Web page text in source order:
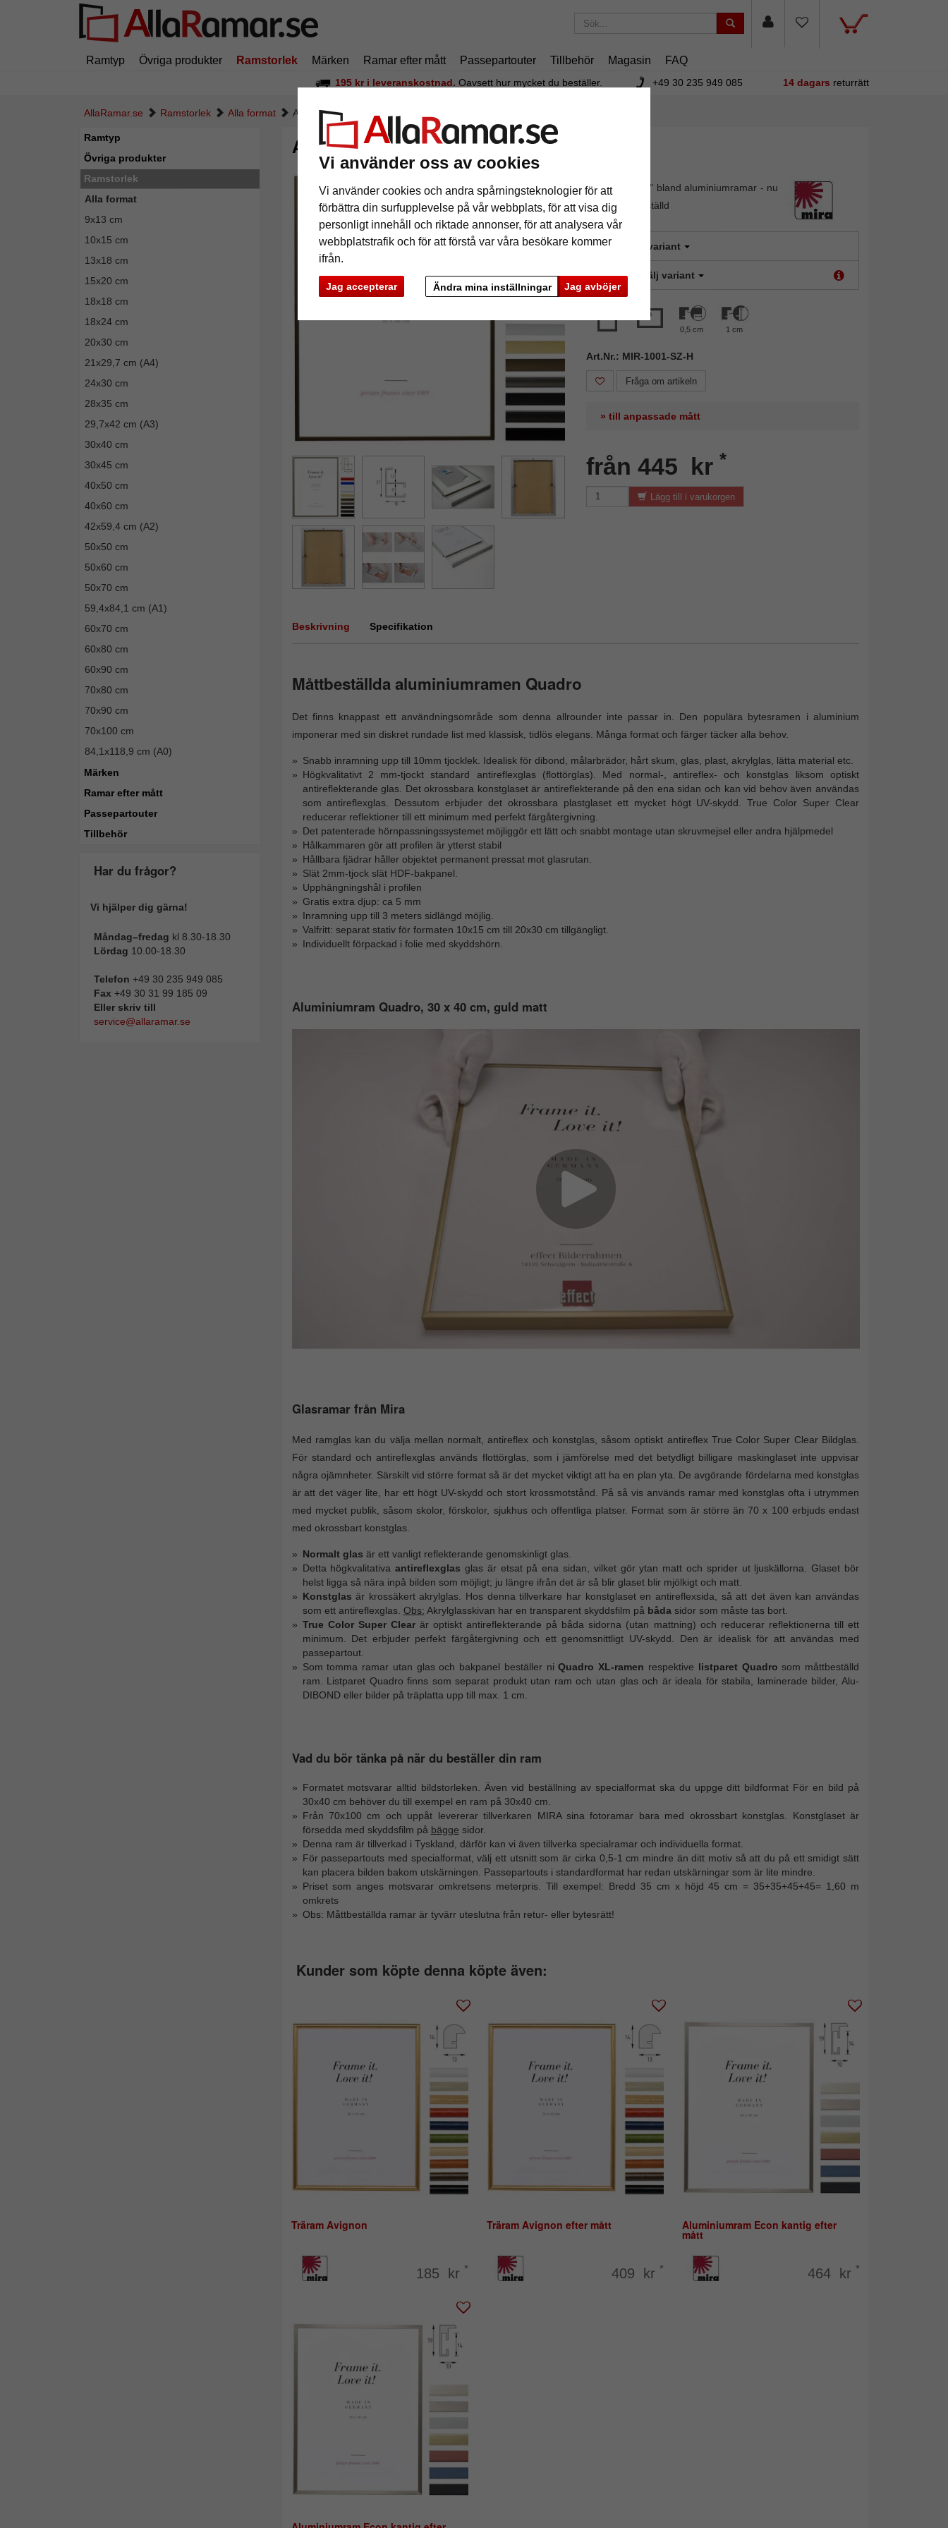
Vi använder oss av cookies
Vi använder cookies och andra spårningsteknologier för att
förbättra din surfupplevelse på vår webbplats, för att visa dig
personligt innehåll och riktade annonser, för att analysera vår
webbplatstrafik och för att förstå var våra besökare kommer
ifrån.
Jag accepterar Jag avböjer
Ändra mina inställningar
Ramtyp Övriga produkter Ramstorlek Märken Ramar efter mått Passepartouter Tillbehör Magasin FAQ
195 kr i leveranskostnad. Oavsett hur mycket du beställer. +49 30 235 949 085 14 dagars returrätt
AllaRamar.se Ramstorlek Alla format Aluminiumram Quadro efter mått
Ramtyp
Övriga produkter
Ramstorlek
Alla format
9x13 cm
10x15 cm
13x18 cm
15x20 cm
18x18 cm
18x24 cm
20x30 cm
21x29,7 cm (A4)
24x30 cm
28x35 cm
29,7x42 cm (A3)
30x40 cm
30x45 cm
40x50 cm
40x60 cm
42x59,4 cm (A2)
50x50 cm
50x60 cm
50x70 cm
59,4x84,1 cm (A1)
60x70 cm
60x80 cm
60x90 cm
70x80 cm
70x90 cm
70x100 cm
84,1x118,9 cm (A0)
Märken
Ramar efter mått
Passepartouter
Tillbehör
Har du frågor?
Vi hjälper dig gärna!
Måndag–fredag kl 8.30-18.30
Lördag 10.00-18.30
Telefon +49 30 235 949 085
Fax +49 30 31 99 185 09
Eller skriv till
service@allaramar.se
Aluminiumram Quadro efter mått
En "allrounder" bland aluminiumramar - nu
också måttbeställd
färg: Välj variant
glasart: Välj variant
0,5 cm 1 cm
Art.Nr.: MIR-1001-SZ-H
Fråga om artikeln
» till anpassade mått
från 445 kr *
Lägg till i varukorgen
Beskrivning Specifikation
Måttbeställda aluminiumramen Quadro
Det finns knappast ett användningsområde som denna allrounder inte passar in. Den populära bytesramen i aluminium
imponerar med sin diskret rundade list med klassisk, tidlös elegans. Många format och färger täcker alla behov.
Snabb inramning upp till 10mm tjocklek. Idealisk för dibond, målarbrädor, hårt skum, glas, plast, akrylglas, lätta material etc.
Högkvalitativt 2 mm-tjockt standard antireflexglas (flottörglas). Med normal-, antireflex- och konstglas liksom optiskt
antireflekterande glas. Det okrossbara konstglaset är antireflekterande på den ena sidan och kan vid behov även användas
som antireflexglas. Dessutom erbjuder det okrossbara plastglaset ett mycket högt UV-skydd. True Color Super Clear
reducerar reflektioner till ett minimum med perfekt färgåtergivning.
Det patenterade hörnpassningssystemet möjliggör ett lätt och snabbt montage utan skruvmejsel eller andra hjälpmedel
Hålkammaren gör att profilen är ytterst stabil
Hållbara fjädrar håller objektet permanent pressat mot glasrutan.
Slät 2mm-tjock slät HDF-bakpanel.
Upphängningshål i profilen
Gratis extra djup: ca 5 mm
Inramning upp till 3 meters sidlängd möjlig.
Valfritt: separat stativ för formaten 10x15 cm till 20x30 cm tillgängligt.
Individuellt förpackad i folie med skyddshörn.
Aluminiumram Quadro, 30 x 40 cm, guld matt
Glasramar från Mira
Med ramglas kan du välja mellan normalt, antireflex och konstglas, såsom optiskt antireflex True Color Super Clear Bildglas.
För standard och antireflexglas används flottörglas, som i jämförelse med det betydligt billigare maskinglaset inte uppvisar
några ojämnheter. Särskilt vid större format så är det mycket viktigt att ha en plan yta. De avgörande fördelarna med konstglas
är att det väger lite, har ett högt UV-skydd och stort krossmotstånd. På så vis används ramar med konstglas ofta i utrymmen
med mycket publik, såsom skolor, förskolor, sjukhus och offentliga platser. Format som är större än 70 x 100 erbjuds endast
med okrossbart konstglas.
Normalt glas är ett vanligt reflekterande genomskinligt glas.
Detta högkvalitativaantireflexglas glas är etsat på ena sidan, vilket gör ytan matt och sprider ut ljuskällorna. Glaset bör
helst ligga så nära inpå bilden som möjligt; ju längre ifrån det är så blir glaset blir mjölkigt och matt.
Konstglas är krossäkert akrylglas. Hos denna tillverkare har konstglaset en antireflexsida, så att det även kan användas
som ett antireflexglas. Obs: Akrylglasskivan har en transparent skyddsfilm på båda sidor som måste tas bort.
True Color Super Clearär optiskt antireflekterande på båda sidorna (utan mattning) och reducerar reflektionerna till ett
minimum. Det erbjuder perfekt färgåtergivning och ett genomsnittligt UV-skydd. Den är idealisk för att användas med
passepartout.
Som tomma ramar utan glas och bakpanel beställer niQuadro XL-ramen respektive listparet Quadro som måttbeställd
ram. Listparet Quadro finns som separat produkt utan ram och utan glas och är ideala för stabila, laminerade bilder, Alu-
DIBOND eller bilder på träplatta upp till max. 1 cm.
Vad du bör tänka på när du beställer din ram
Formatet motsvarar alltid bildstorleken. Även vid beställning av specialformat ska du uppge ditt bildformat För en bild på
30x40 cm behöver du till exempel en ram på 30x40 cm.
Från 70x100 cm och uppåt levererar tillverkaren MIRA sina fotoramar bara med okrossbart konstglas. Konstglaset är
försedda med skyddsfilm på bägge sidor.
Denna ram är tillverkad i Tyskland, därför kan vi även tillverka specialramar och individuella format.
För passepartouts med specialformat, välj ett utsnitt som är cirka 0,5-1 cm mindre än ditt motiv så att du på ett smidigt sätt
kan placera bilden bakom utskärningen. Passepartouts i standardformat har redan utskärningar som är lite mindre.
Priset som anges motsvarar omkretsens meterpris. Till exempel: Bredd 35 cm x höjd 45 cm = 35+35+45+45= 1,60 m
omkrets
Obs: Måttbeställda ramar är tyvärr uteslutna från retur- eller bytesrätt!
Kunder som köpte denna köpte även:
Träram Avignon
185 kr *
Träram Avignon efter mått
409 kr *
Aluminiumram Econ kantig efter
mått
464 kr *